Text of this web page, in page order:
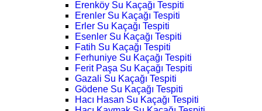
Erenköy Su Kaçağı Tespiti
Erenler Su Kaçağı Tespiti
Erler Su Kaçağı Tespiti
Esenler Su Kaçağı Tespiti
Fatih Su Kaçağı Tespiti
Ferhuniye Su Kaçağı Tespiti
Ferit Paşa Su Kaçağı Tespiti
Gazali Su Kaçağı Tespiti
Gödene Su Kaçağı Tespiti
Hacı Hasan Su Kaçağı Tespiti